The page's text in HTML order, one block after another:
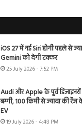
iOS 27 में नई Siri होगी पहले से
Gemini को देगी टक्कर
25 July 2026 - 7:52 PM
Audi और Apple के पूर्व डिजाइनरों
बग्गी, 100 किमी से ज्यादा की
EV
19 July 2026 - 4:48 PM